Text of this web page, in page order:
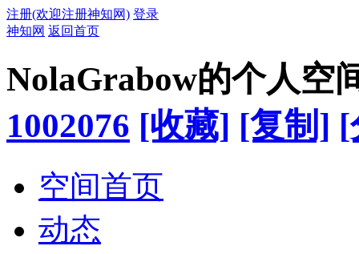
注册(欢迎注册神知网) 登录
神知网 返回首页
NolaGrabow的个人空
1002076 [收藏] [复制] [
空间首页
动态